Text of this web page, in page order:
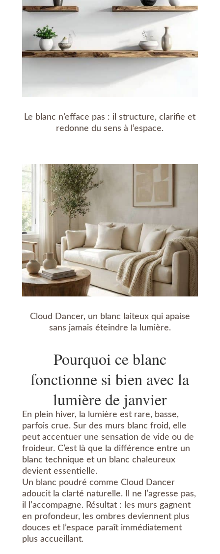
Le blanc n’efface pas : il structure, clarifie et
redonne du sens à l’espace.
Cloud Dancer, un blanc laiteux qui apaise
sans jamais éteindre la lumière.
Pourquoi ce blanc
fonctionne si bien avec la
lumière de janvier
En plein hiver, la lumière est rare, basse,
parfois crue. Sur des murs blanc froid, elle
peut accentuer une sensation de vide ou de
froideur. C’est là que la différence entre un
blanc technique et un blanc chaleureux
devient essentielle.
Un blanc poudré comme Cloud Dancer
adoucit la clarté naturelle. Il ne l’agresse pas,
il l’accompagne. Résultat : les murs gagnent
en profondeur, les ombres deviennent plus
douces et l’espace paraît immédiatement
plus accueillant.